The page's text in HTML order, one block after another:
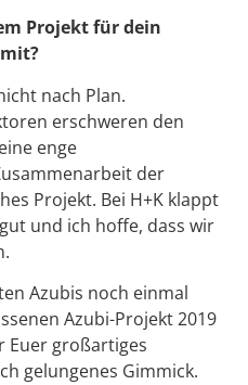
Projekt für dein
nach Plan.
erschweren den
enge
der
Projekt. Bei H+K klappt
und ich hoffe, dass wir
Azubis noch einmal
Azubi-Projekt 2019
Euer großartiges
gelungenes Gimmick.